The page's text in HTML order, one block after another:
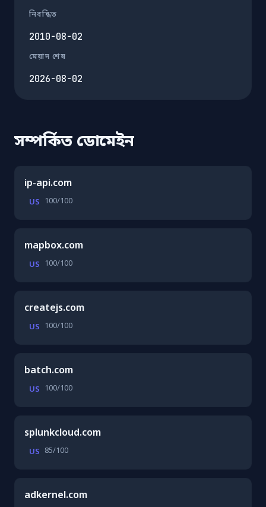
নিবন্ধিত
2010-08-02
মেয়াদ শেষ
2026-08-02
সম্পর্কিত ডোমেইন
ip-api.com
US 100/100
mapbox.com
US 100/100
createjs.com
US 100/100
batch.com
US 100/100
splunkcloud.com
US 85/100
adkernel.com